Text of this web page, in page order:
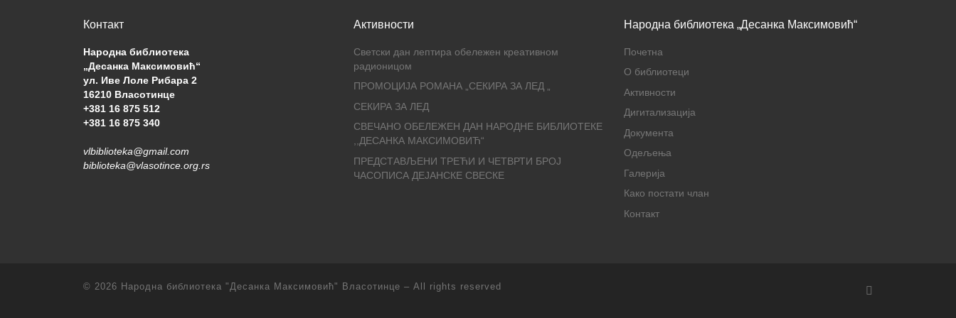
Контакт
Народна библиотека
„Десанка Максимовић“
ул. Иве Лоле Рибара 2
16210 Власотинце
+381 16 875 512
+381 16 875 340
vlbiblioteka@gmail.com
biblioteka@vlasotince.org.rs
Активности
Светски дан лептира обележен креативном
радионицом
ПРОМОЦИЈА РОМАНА „СЕКИРА ЗА ЛЕД „
СЕКИРА ЗА ЛЕД
СВЕЧАНО ОБЕЛЕЖЕН ДАН НАРОДНЕ БИБЛИОТЕКЕ
,,ДЕСАНКА МАКСИМОВИЋ“
ПРЕДСТАВЉЕНИ ТРЕЋИ И ЧЕТВРТИ БРОЈ
ЧАСОПИСА ДЕЈАНСКЕ СВЕСКЕ
Народна библиотека „Десанка Максимовић“
Почетна
О библиотеци
Активности
Дигитализација
Документа
Одељења
Галерија
Како постати члан
Контакт
© 2026 Народна библиотека "Десанка Максимовић" Власотинце – All rights reserved